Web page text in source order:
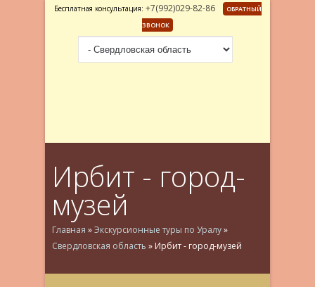
Бесплатная консультация: +7(992)029-82-86
ОБРАТНЫЙ
ЗВОНОК
Ирбит - город-
музей
Главная »Экскурсионные туры по Уралу»
Свердловская область » Ирбит - город-музей